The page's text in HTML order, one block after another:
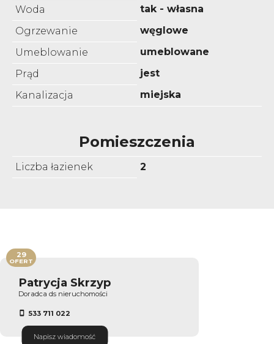
Woda
tak - własna
Ogrzewanie
węglowe
Umeblowanie
umeblowane
Prąd
jest
Kanalizacja
miejska
Pomieszczenia
Liczba łazienek 2
Patrycja Skrzyp
Doradca ds nieruchomości
533 711 022
Napisz wiadomość
29
OFERT